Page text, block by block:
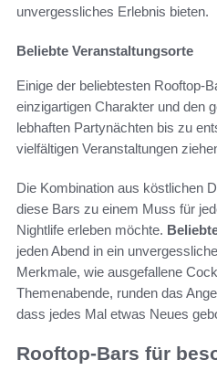
unvergessliches Erlebnis bieten.
Beliebte Veranstaltungsorte
Einige der beliebtesten Rooftop-
einzigartigen Charakter und den
lebhaften Partynächten bis zu
vielfältigen Veranstaltungen
Die Kombination aus köstlichen
diese Bars zu einem Muss für
Nightlife erleben möchte.
jeden Abend in ein
Merkmale, wie ausgefallene
Themenabende, runden das
dass jedes Mal etwas Neues
Rooftop-Bars für